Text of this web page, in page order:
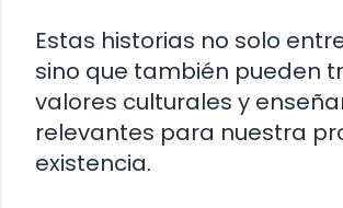
Estas historias no solo
sino que también pueden
valores culturales y
relevantes para nuestra
existencia.